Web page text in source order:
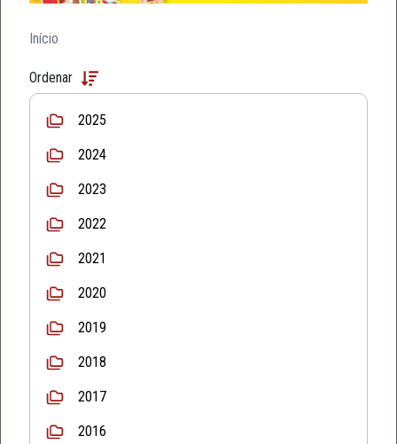
Início
Ordenar
2025
2024
2023
2022
2021
2020
2019
2018
2017
2016